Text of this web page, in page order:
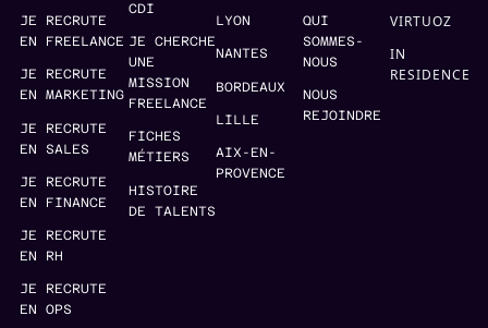
JE RECRUTE
EN FREELANCE
JE RECRUTE
EN MARKETING
JE RECRUTE
EN SALES
JE RECRUTE
EN FINANCE
JE RECRUTE
EN RH
JE RECRUTE
EN OPS
CDI
JE CHERCHE
UNE
MISSION
FREELANCE
FICHES
MÉTIERS
HISTOIRE
DE TALENTS
LYON
NANTES
BORDEAUX
LILLE
AIX-EN-
PROVENCE
QUI
SOMMES-
NOUS
NOUS
REJOINDRE
VIRTUOZ
IN
RESIDENCE